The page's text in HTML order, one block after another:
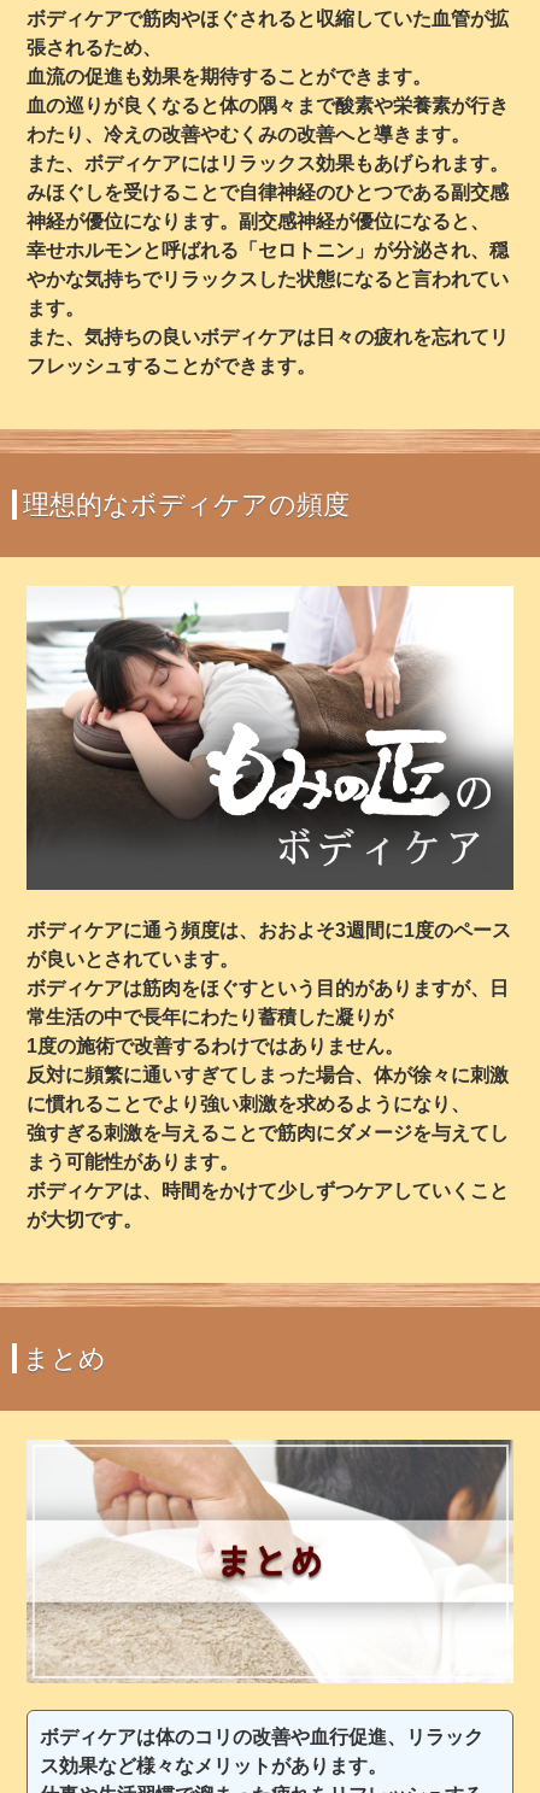
ボディケアで筋肉やほぐされると収縮していた血管が拡
張されるため、
血流の促進も効果を期待することができます。
血の巡りが良くなると体の隅々まで酸素や栄養素が行き
わたり、冷えの改善やむくみの改善へと導きます。
また、ボディケアにはリラックス効果もあげられます。
みほぐしを受けることで自律神経のひとつである副交感
神経が優位になります。副交感神経が優位になると、
幸せホルモンと呼ばれる「セロトニン」が分泌され、穏
やかな気持ちでリラックスした状態になると言われてい
ます。
また、気持ちの良いボディケアは日々の疲れを忘れてリ
フレッシュすることができます。
理想的なボディケアの頻度
ボディケアに通う頻度は、おおよそ3週間に1度のペース
が良いとされています。
ボディケアは筋肉をほぐすという目的がありますが、日
常生活の中で長年にわたり蓄積した凝りが
1度の施術で改善するわけではありません。
反対に頻繁に通いすぎてしまった場合、体が徐々に刺激
に慣れることでより強い刺激を求めるようになり、
強すぎる刺激を与えることで筋肉にダメージを与えてし
まう可能性があります。
ボディケアは、時間をかけて少しずつケアしていくこと
が大切です。
まとめ
ボディケアは体のコリの改善や血行促進、リラック
ス効果など様々なメリットがあります。